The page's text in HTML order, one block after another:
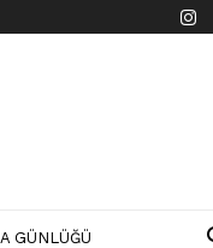
GÜNLÜĞÜ